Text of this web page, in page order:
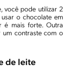
você pode utilizar 2
o chocolate em
é mais forte. Outra
um contraste com o
de leite